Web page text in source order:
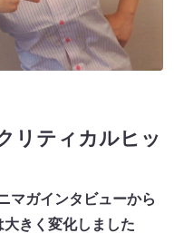
リティカルヒッ
ガインタビューから
きく変化しました